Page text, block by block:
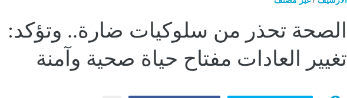
الصحة تحذر من سلوكيات ضارة.. وتؤكد:
تغيير العادات مفتاح حياة صحية وآمنة